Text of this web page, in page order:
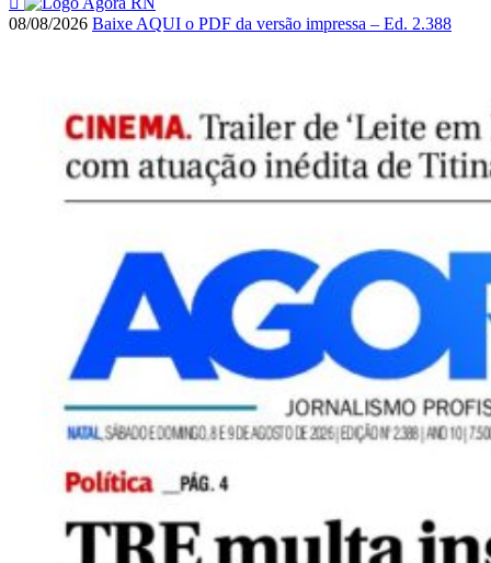
08/08/2026 Baixe AQUI o PDF da versão impressa – Ed. 2.388